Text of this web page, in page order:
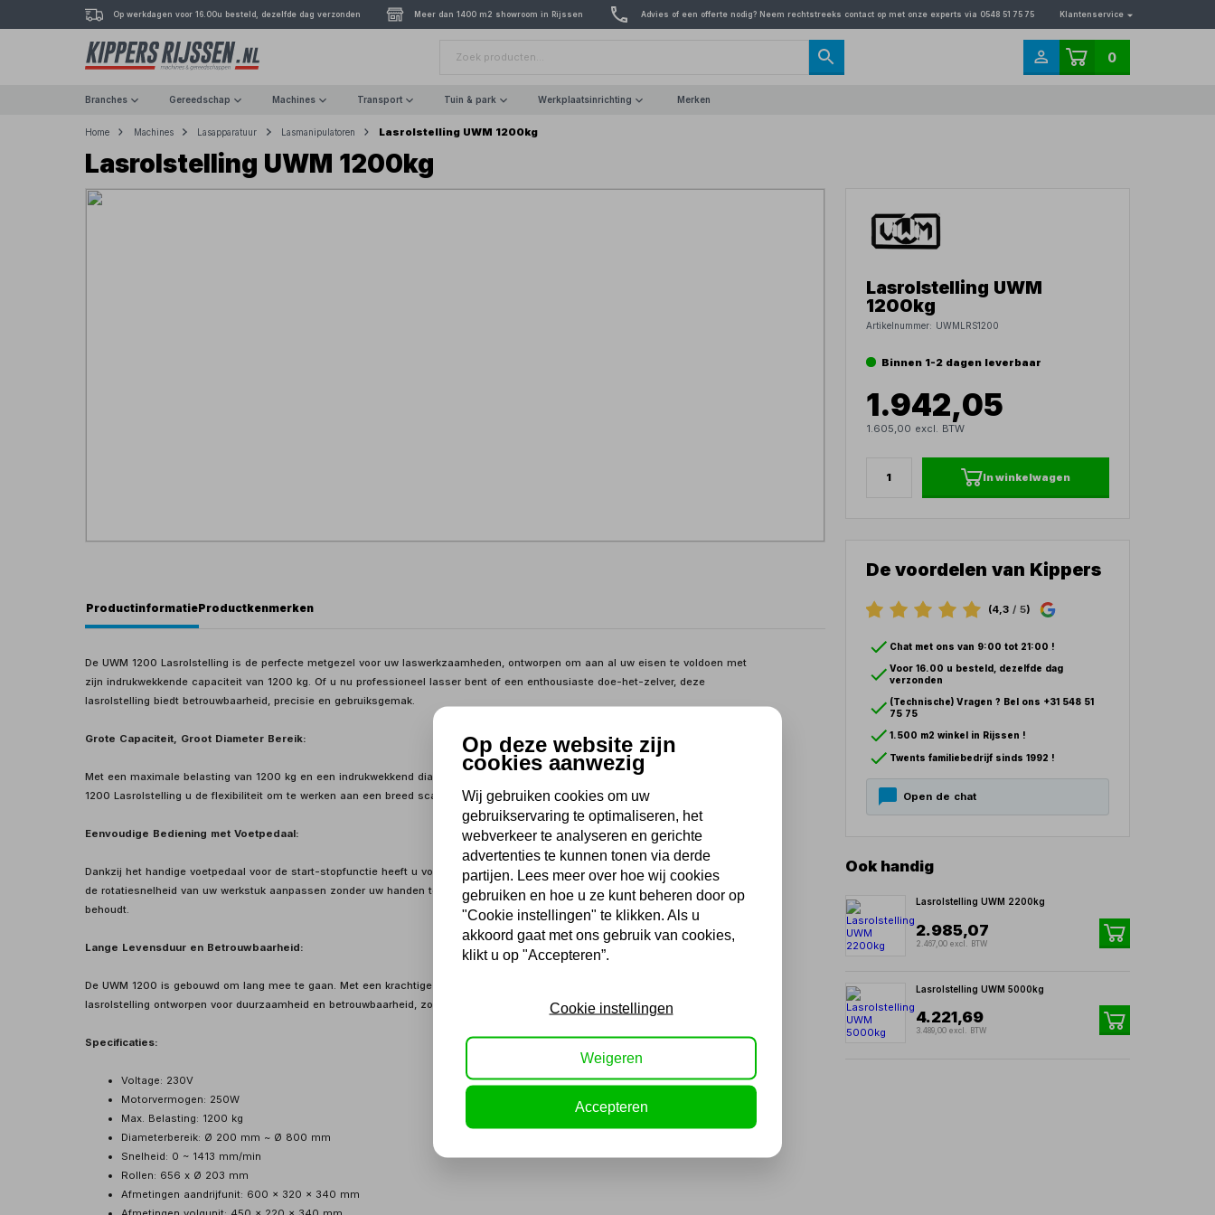
Op werkdagen voor 16.00u besteld, dezelfde dag verzonden Meer dan 1400 m2 showroom in Rijssen Advies of een offerte nodig? Neem rechtstreeks contact op met onze experts via 0548 51 75 75 Klantenservice
0
Branches Gereedschap Machines Transport Tuin & park Werkplaatsinrichting Merken
Home Machines Lasapparatuur Lasmanipulatoren Lasrolstelling UWM 1200kg
Lasrolstelling UWM 1200kg
ProductinformatieProductkenmerken
De UWM 1200 Lasrolstelling is de perfecte metgezel voor uw laswerkzaamheden, ontworpen om aan al uw eisen te voldoen met
zijn indrukwekkende capaciteit van 1200 kg. Of u nu professioneel lasser bent of een enthousiaste doe-het-zelver, deze
lasrolstelling biedt betrouwbaarheid, precisie en gebruiksgemak.
Grote Capaciteit, Groot Diameter Bereik:
Met een maximale belasting van 1200 kg en een indrukwekkend diameterbereik van Ø 200 mm tot Ø 800 mm, biedt de UWM
1200 Lasrolstelling u de flexibiliteit om te werken aan een breed scala van werkstukken, van klein tot groot.
Eenvoudige Bediening met Voetpedaal:
Dankzij het handige voetpedaal voor de start-stopfunctie heeft u volledige controle over uw laswerkzaamheden. Hiermee kunt u
de rotatiesnelheid van uw werkstuk aanpassen zonder uw handen te hoeven gebruiken, waardoor u nauwkeurigheid en veiligheid
behoudt.
Lange Levensduur en Betrouwbaarheid:
De UWM 1200 is gebouwd om lang mee te gaan. Met een krachtige motor van 250W en een robuuste constructie is deze
lasrolstelling ontworpen voor duurzaamheid en betrouwbaarheid, zodat u jarenlang kunt vertrouwen op consistente prestaties.
Specificaties:
Voltage: 230V
Motorvermogen: 250W
Max. Belasting: 1200 kg
Diameterbereik: Ø 200 mm ~ Ø 800 mm
Snelheid: 0 ~ 1413 mm/min
Rollen: 656 x Ø 203 mm
Afmetingen aandrijfunit: 600 x 320 x 340 mm
Lasrolstelling UWM
1200kg
Artikelnummer: UWMLRS1200
Binnen 1-2 dagen leverbaar
1.942,05
1.605,00 excl. BTW
In winkelwagen
De voordelen van Kippers
(4,3/ 5)
Chat met ons van 9:00 tot 21:00 !
Voor 16.00 u besteld, dezelfde dag
verzonden
(Technische) Vragen ? Bel ons +31 548 51
75 75
1.500 m2 winkel in Rijssen !
Twents familiebedrijf sinds 1992 !
Open de chat
Ook handig
Lasrolstelling UWM 2200kg
2.985,07
2.467,00 excl. BTW
Lasrolstelling UWM 5000kg
4.221,69
3.489,00 excl. BTW
Op deze website zijn
cookies aanwezig
Wij gebruiken cookies om uw
gebruikservaring te optimaliseren, het
webverkeer te analyseren en gerichte
advertenties te kunnen tonen via derde
partijen. Lees meer over hoe wij cookies
gebruiken en hoe u ze kunt beheren door op
"Cookie instellingen" te klikken. Als u
akkoord gaat met ons gebruik van cookies,
klikt u op "Accepteren”.
Cookie instellingen
Weigeren
Accepteren